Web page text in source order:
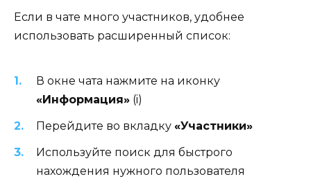
Если в чате много участников, удобнее
использовать расширенный список:
В окне чата нажмите на иконку
«Информация» (i)
Перейдите во вкладку «Участники»
Используйте поиск для быстрого
нахождения нужного пользователя